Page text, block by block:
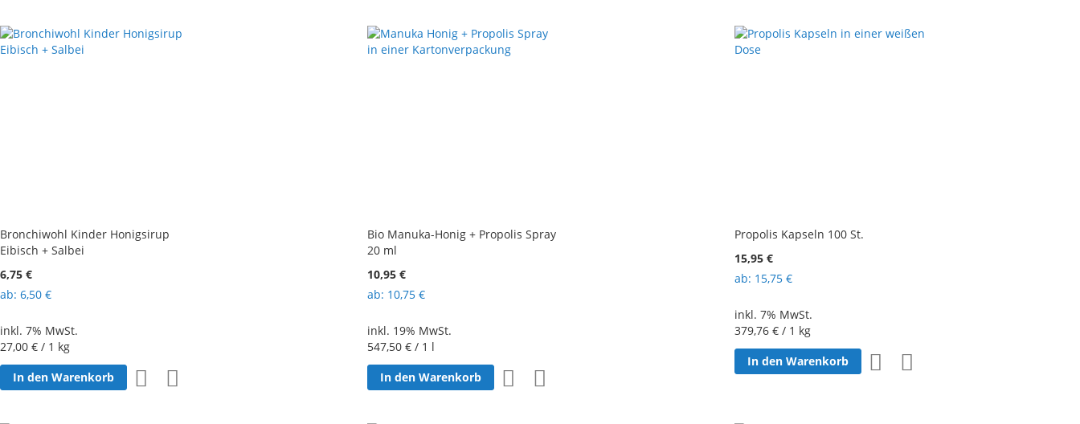
Bronchiwohl Kinder Honigsirup
Eibisch + Salbei
6,75 €
ab 6,50 €
inkl. 7% MwSt.
27,00 € / 1 kg
In den Warenkorb
Bio Manuka-Honig + Propolis Spray
20 ml
10,95 €
ab 10,75 €
inkl. 19% MwSt.
547,50 €/ 1 l
In den Warenkorb
Propolis Kapseln 100 St.
15,95 €
ab 15,75 €
inkl. 7% MwSt.
379,76 €/ 1 kg
In den Warenkorb